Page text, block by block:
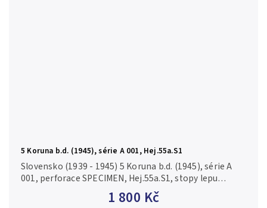
5 Koruna b.d. (1945), série A 001, Hej.55a.S1
1 800 Kč
Slovensko (1939 - 1945) 5 Koruna b.d. (1945), série A
001, perforace SPECIMEN, Hej.55a.S1, stopy lepu